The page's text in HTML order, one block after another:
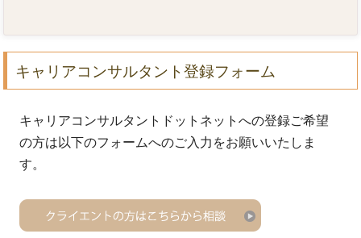
キャリアコンサルタント登録フォーム
キャリアコンサルタントドットネットへの登録ご希望
の方は以下のフォームへのご入力をお願いいたしま
す。